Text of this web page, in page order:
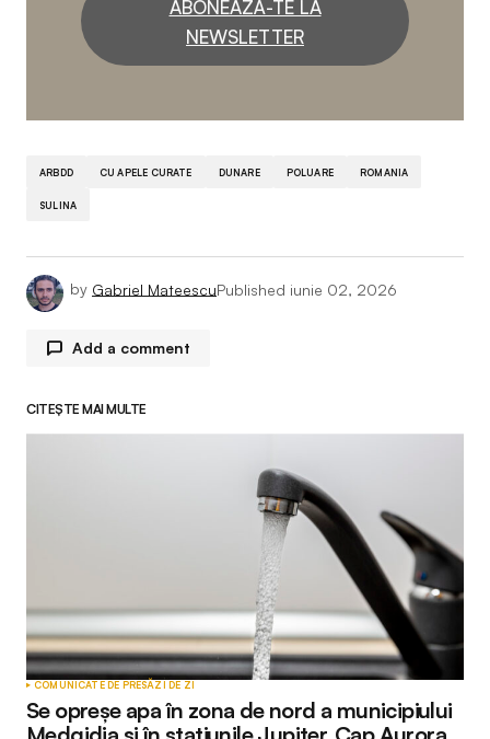
ABONEAZĂ-TE LA
NEWSLETTER
ARBDD CU APELE CURATE DUNARE POLUARE ROMANIA
SULINA
by Gabriel MateescuPublished iunie 02, 2026
Add a comment
Your Name*
Your E-mail*
CITEȘTE MAI MULTE
COMUNICATE DE PRESĂZI DE ZI
Se opreșe apa în zona de nord a municipiului